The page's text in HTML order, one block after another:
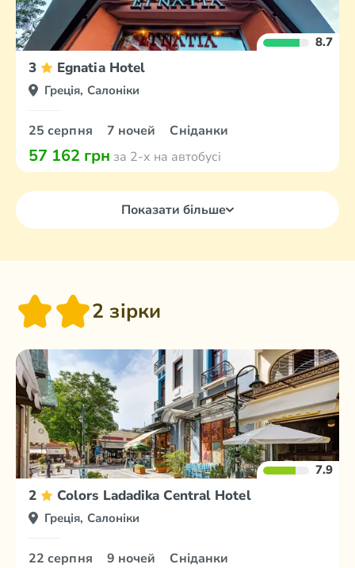
8.7
3 Egnatia Hotel
Греція, Салоніки
25 серпня 7 ночей Сніданки
57 162 грн за 2-х на автобусі
Показати більше
2 зірки
7.9
2 Colors Ladadika Central Hotel
Греція, Салоніки
22 серпня 9 ночей Сніданки